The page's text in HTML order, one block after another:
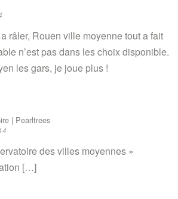
râler, Rouen ville moyenne tout a fait
n’est pas dans les choix disponible.
les gars, je joue plus !
| Pearltrees
des villes moyennes »
[…]